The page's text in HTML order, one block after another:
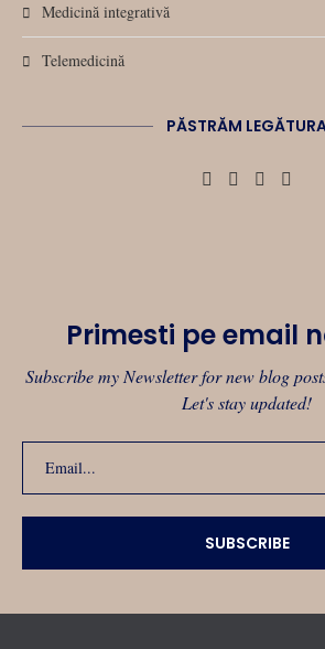
Medicină integrativă
Telemedicină
PĂSTRĂM
Primesti pe email
Subscribe my Newsletter for new blog
Let's stay updated!